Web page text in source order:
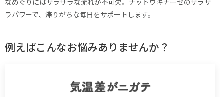
なめぐりにはサラサラな流れが不可欠。ナットウキナーゼのサラサ
ラパワーで、滞りがちな毎日をサポートします。
例えばこんなお悩みありませんか？